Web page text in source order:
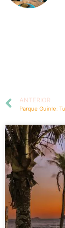
ANTERIOR